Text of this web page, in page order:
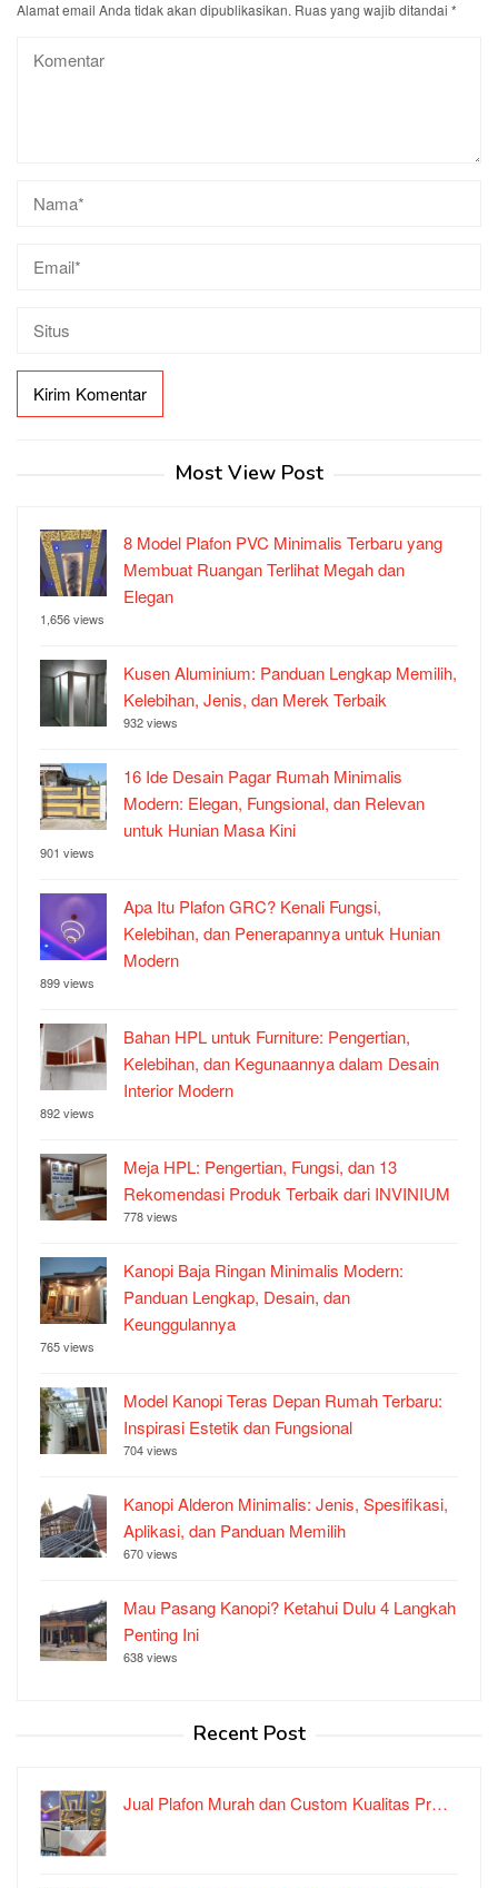
Alamat email Anda tidak akan dipublikasikan. Ruas yang wajib ditandai *
Most View Post
8 Model Plafon PVC Minimalis Terbaru yang
Membuat Ruangan Terlihat Megah dan
Elegan
1,656 views
Kusen Aluminium: Panduan Lengkap Memilih,
Kelebihan, Jenis, dan Merek Terbaik
932 views
16 Ide Desain Pagar Rumah Minimalis
Modern: Elegan, Fungsional, dan Relevan
untuk Hunian Masa Kini
901 views
Apa Itu Plafon GRC? Kenali Fungsi,
Kelebihan, dan Penerapannya untuk Hunian
Modern
899 views
Bahan HPL untuk Furniture: Pengertian,
Kelebihan, dan Kegunaannya dalam Desain
Interior Modern
892 views
Meja HPL: Pengertian, Fungsi, dan 13
Rekomendasi Produk Terbaik dari INVINIUM
778 views
Kanopi Baja Ringan Minimalis Modern:
Panduan Lengkap, Desain, dan
Keunggulannya
765 views
Model Kanopi Teras Depan Rumah Terbaru:
Inspirasi Estetik dan Fungsional
704 views
Kanopi Alderon Minimalis: Jenis, Spesifikasi,
Aplikasi, dan Panduan Memilih
670 views
Mau Pasang Kanopi? Ketahui Dulu 4 Langkah
Penting Ini
638 views
Recent Post
Jual Plafon Murah dan Custom Kualitas Pr…